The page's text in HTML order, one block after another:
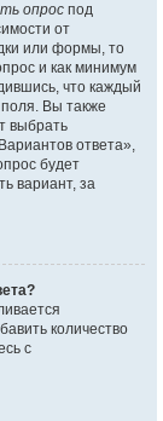
опрос под
от
или формы, то
и как минимум
что каждый
поля. Вы также
выбрать
ответа»,
будет
вариант, за
количество
с